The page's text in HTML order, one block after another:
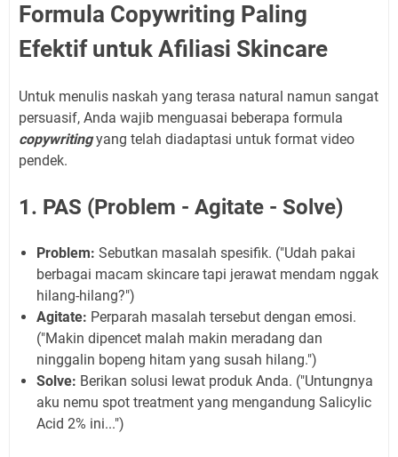
Formula Copywriting Paling
Efektif untuk Afiliasi Skincare
Untuk menulis naskah yang terasa natural namun sangat
persuasif, Anda wajib menguasai beberapa formula
copywritingyang telah diadaptasi untuk format video
pendek.
1. PAS (Problem - Agitate - Solve)
Problem: Sebutkan masalah spesifik. ("Udah pakai
berbagai macam skincare tapi jerawat mendam nggak
hilang-hilang?")
Agitate: Perparah masalah tersebut dengan emosi.
("Makin dipencet malah makin meradang dan
ninggalin bopeng hitam yang susah hilang.")
Solve: Berikan solusi lewat produk Anda. ("Untungnya
aku nemu spot treatment yang mengandung Salicylic
Acid 2% ini...")